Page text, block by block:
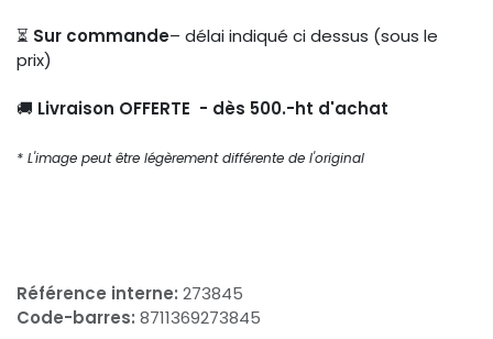
⏳ Sur commande– délai indiqué ci dessus (sous le
prix)
🚚 Livraison OFFERTE - dès 500.-ht d'achat
* L'image peut être légèrement différente de l'original
Référence interne: 273845
Code-barres: 8711369273845